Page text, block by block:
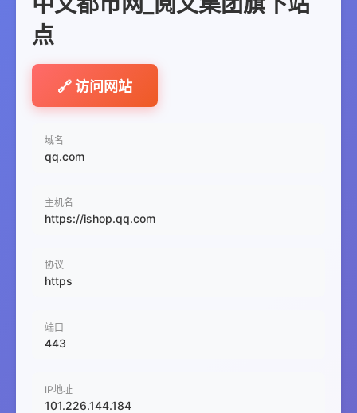
点
🔗 访问网站
域名
qq.com
主机名
https://ishop.qq.com
协议
https
端口
443
IP地址
101.226.144.184